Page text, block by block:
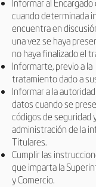
Informar al
cuando determinada
encuentra en
una vez se haya
no haya finalizado el
Informarte, previo a
tratamiento dado a
Informar a la
datos cuando se
códigos de seguridad
administración de la
Titulares.
Cumplir las
que imparta la
y Comercio.